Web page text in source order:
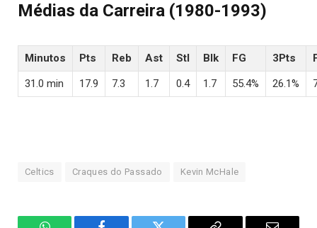
Médias da Carreira (1980-1993)
Minutos Pts Reb Ast Stl Blk FG 3Pts
31.0 min
17.9 7.3 1.7 0.4 1.7 55.4% 26.1%
Celtics Craques do Passado Kevin McHale